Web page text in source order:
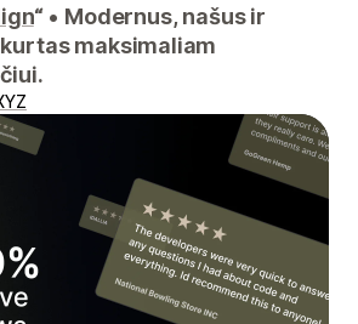
“ • Modernus, našus ir
maksimaliam